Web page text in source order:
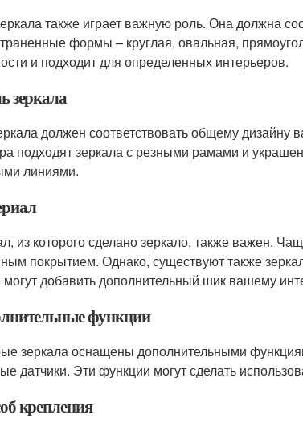
также играет важную роль. Она должна
формы – круглая, овальная,
и подходит для определенных интерьеров.
зеркала
должен соответствовать общему
подходят зеркала с резными рамами и
линиями.
из которого сделано зеркало, также важен.
покрытием. Однако, существуют также
могут добавить дополнительный шик вашему
функции
зеркала оснащены дополнительными
датчики. Эти функции могут сделать
крепления